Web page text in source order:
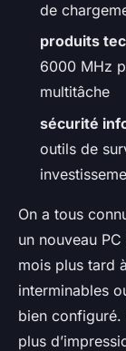
de
produits
6000 MHz
multitâche
sécurité
outils de
On a tous
un nouveau
mois plus tard
interminables
bien configuré.
plus